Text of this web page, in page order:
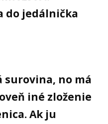
do jedálnička
surovina, no má
iné zloženie
Ak ju